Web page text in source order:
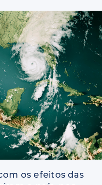
os efeitos das